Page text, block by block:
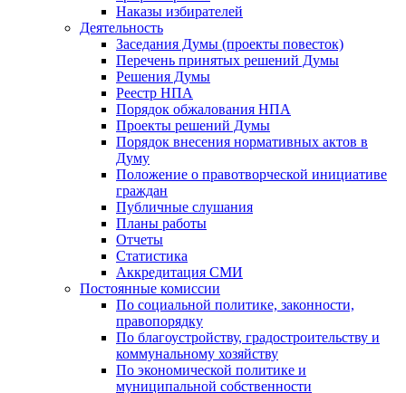
Наказы избирателей
Деятельность
Заседания Думы (проекты повесток)
Перечень принятых решений Думы
Решения Думы
Реестр НПА
Порядок обжалования НПА
Проекты решений Думы
Порядок внесения нормативных актов в
Думу
Положение о правотворческой инициативе
граждан
Публичные слушания
Планы работы
Отчеты
Статистика
Аккредитация СМИ
Постоянные комиссии
По социальной политике, законности,
правопорядку
По благоустройству, градостроительству и
коммунальному хозяйству
По экономической политике и
муниципальной собственности